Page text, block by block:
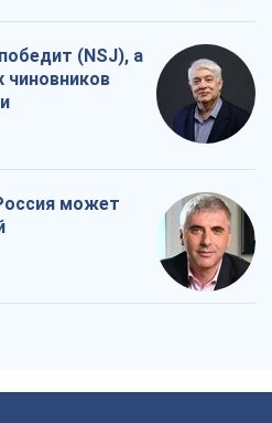
(NSJ), а
чиновников
может